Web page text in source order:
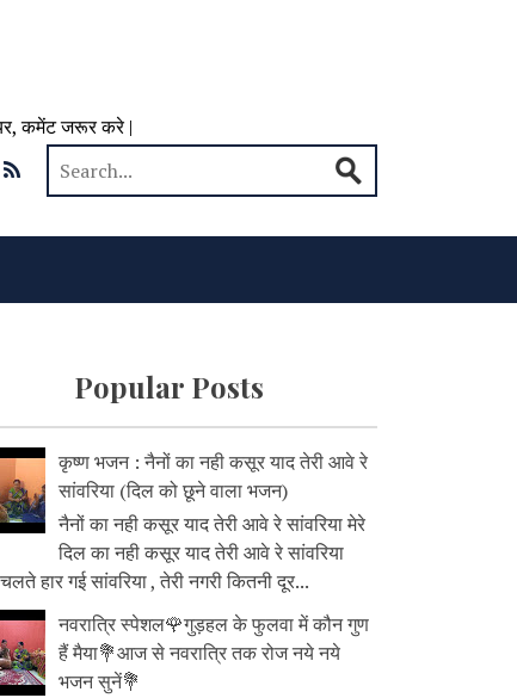
कमेंट जरूर करे |
Popular Posts
कृष्ण भजन : नैनों का नही कसूर याद तेरी आवे रे
सांवरिया (दिल को छूने वाला भजन)
नैनों का नही कसूर याद तेरी आवे रे सांवरिया मेरे
दिल का नही कसूर याद तेरी आवे रे सांवरिया
हार गई सांवरिया , तेरी नगरी कितनी दूर...
नवरात्रि स्पेशल🌹गुड़हल के फुलवा में कौन गुण
हैं मैया💐आज से नवरात्रि तक रोज नये नये
भजन सुनें💐